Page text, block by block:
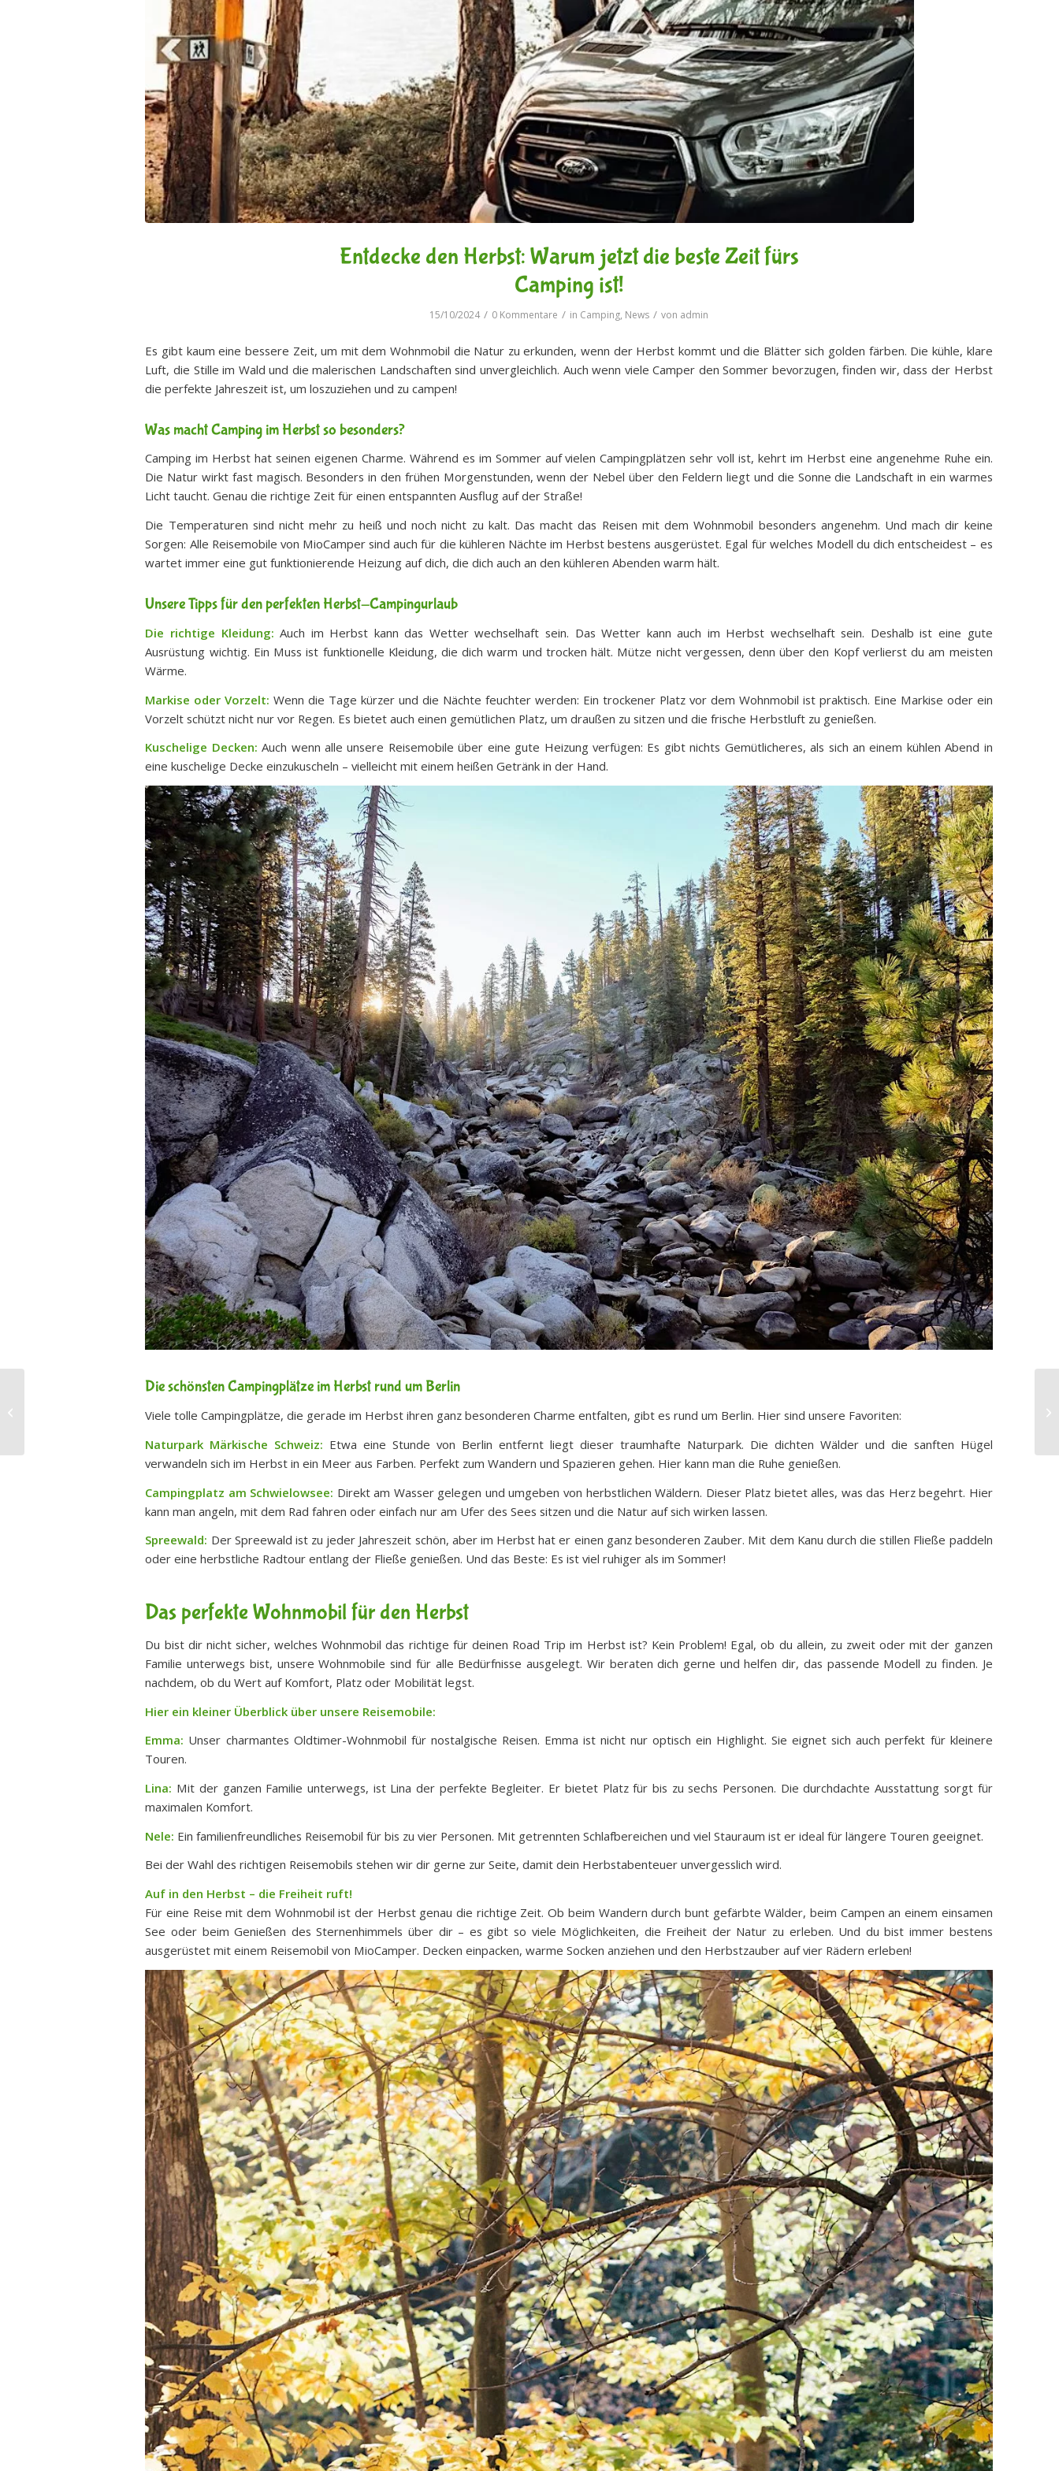
Entdecke den Herbst: Warum jetzt die beste Zeit fürs
Camping ist!
15/10/2024 / 0 Kommentare / in Camping, News / von admin
Es gibt kaum eine bessere Zeit, um mit dem Wohnmobil die Natur zu erkunden, wenn der Herbst kommt und die Blätter sich golden färben. Die kühle, klare
Luft, die Stille im Wald und die malerischen Landschaften sind unvergleichlich. Auch wenn viele Camper den Sommer bevorzugen, finden wir, dass der Herbst
die perfekte Jahreszeit ist, um loszuziehen und zu campen!
Was macht Camping im Herbst so besonders?
Camping im Herbst hat seinen eigenen Charme. Während es im Sommer auf vielen Campingplätzen sehr voll ist, kehrt im Herbst eine angenehme Ruhe ein.
Die Natur wirkt fast magisch. Besonders in den frühen Morgenstunden, wenn der Nebel über den Feldern liegt und die Sonne die Landschaft in ein warmes
Licht taucht. Genau die richtige Zeit für einen entspannten Ausflug auf der Straße!
Die Temperaturen sind nicht mehr zu heiß und noch nicht zu kalt. Das macht das Reisen mit dem Wohnmobil besonders angenehm. Und mach dir keine
Sorgen: Alle Reisemobile von MioCamper sind auch für die kühleren Nächte im Herbst bestens ausgerüstet. Egal für welches Modell du dich entscheidest – es
wartet immer eine gut funktionierende Heizung auf dich, die dich auch an den kühleren Abenden warm hält.
Unsere Tipps für den perfekten Herbst-Campingurlaub
Die richtige Kleidung: Auch im Herbst kann das Wetter wechselhaft sein. Das Wetter kann auch im Herbst wechselhaft sein. Deshalb ist eine gute
Ausrüstung wichtig. Ein Muss ist funktionelle Kleidung, die dich warm und trocken hält. Mütze nicht vergessen, denn über den Kopf verlierst du am meisten
Wärme.
Markise oder Vorzelt: Wenn die Tage kürzer und die Nächte feuchter werden: Ein trockener Platz vor dem Wohnmobil ist praktisch. Eine Markise oder ein
Vorzelt schützt nicht nur vor Regen. Es bietet auch einen gemütlichen Platz, um draußen zu sitzen und die frische Herbstluft zu genießen.
Kuschelige Decken: Auch wenn alle unsere Reisemobile über eine gute Heizung verfügen: Es gibt nichts Gemütlicheres, als sich an einem kühlen Abend in
eine kuschelige Decke einzukuscheln – vielleicht mit einem heißen Getränk in der Hand.
Die schönsten Campingplätze im Herbst rund um Berlin
Viele tolle Campingplätze, die gerade im Herbst ihren ganz besonderen Charme entfalten, gibt es rund um Berlin. Hier sind unsere Favoriten:
Naturpark Märkische Schweiz: Etwa eine Stunde von Berlin entfernt liegt dieser traumhafte Naturpark. Die dichten Wälder und die sanften Hügel
verwandeln sich im Herbst in ein Meer aus Farben. Perfekt zum Wandern und Spazieren gehen. Hier kann man die Ruhe genießen.
Campingplatz am Schwielowsee: Direkt am Wasser gelegen und umgeben von herbstlichen Wäldern. Dieser Platz bietet alles, was das Herz begehrt. Hier
kann man angeln, mit dem Rad fahren oder einfach nur am Ufer des Sees sitzen und die Natur auf sich wirken lassen.
Spreewald: Der Spreewald ist zu jeder Jahreszeit schön, aber im Herbst hat er einen ganz besonderen Zauber. Mit dem Kanu durch die stillen Fließe paddeln
oder eine herbstliche Radtour entlang der Fließe genießen. Und das Beste: Es ist viel ruhiger als im Sommer!
Das perfekte Wohnmobil für den Herbst
Du bist dir nicht sicher, welches Wohnmobil das richtige für deinen Road Trip im Herbst ist? Kein Problem! Egal, ob du allein, zu zweit oder mit der ganzen
Familie unterwegs bist, unsere Wohnmobile sind für alle Bedürfnisse ausgelegt. Wir beraten dich gerne und helfen dir, das passende Modell zu finden. Je
nachdem, ob du Wert auf Komfort, Platz oder Mobilität legst.
Hier ein kleiner Überblick über unsere Reisemobile:
Emma: Unser charmantes Oldtimer-Wohnmobil für nostalgische Reisen. Emma ist nicht nur optisch ein Highlight. Sie eignet sich auch perfekt für kleinere
Touren.
Lina: Mit der ganzen Familie unterwegs, ist Lina der perfekte Begleiter. Er bietet Platz für bis zu sechs Personen. Die durchdachte Ausstattung sorgt für
maximalen Komfort.
Nele: Ein familienfreundliches Reisemobil für bis zu vier Personen. Mit getrennten Schlafbereichen und viel Stauraum ist er ideal für längere Touren geeignet.
Bei der Wahl des richtigen Reisemobils stehen wir dir gerne zur Seite, damit dein Herbstabenteuer unvergesslich wird.
Auf in den Herbst – die Freiheit ruft!
Für eine Reise mit dem Wohnmobil ist der Herbst genau die richtige Zeit. Ob beim Wandern durch bunt gefärbte Wälder, beim Campen an einem einsamen
See oder beim Genießen des Sternenhimmels über dir – es gibt so viele Möglichkeiten, die Freiheit der Natur zu erleben. Und du bist immer bestens
ausgerüstet mit einem Reisemobil von MioCamper. Decken einpacken, warme Socken anziehen und den Herbstzauber auf vier Rädern erleben!